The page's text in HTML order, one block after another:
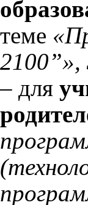
теме
2100”»,
– для